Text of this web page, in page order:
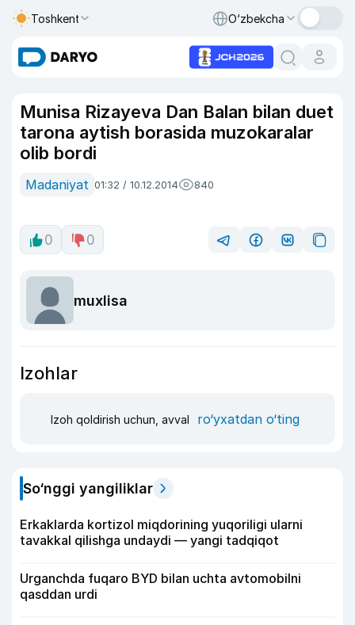
Toshkent O‘zbekcha
Munisa Rizayeva Dan Balan bilan duet
tarona aytish borasida muzokaralar
olib bordi
Madaniyat 01:32 / 10.12.2014 840
0 0
muxlisa
Izohlar
Izoh qoldirish uchun, avval ro‘yxatdan o‘ting
So‘nggi yangiliklar
Erkaklarda kortizol miqdorining yuqoriligi ularni
tavakkal qilishga undaydi — yangi tadqiqot
Urganchda fuqaro BYD bilan uchta avtomobilni
qasddan urdi